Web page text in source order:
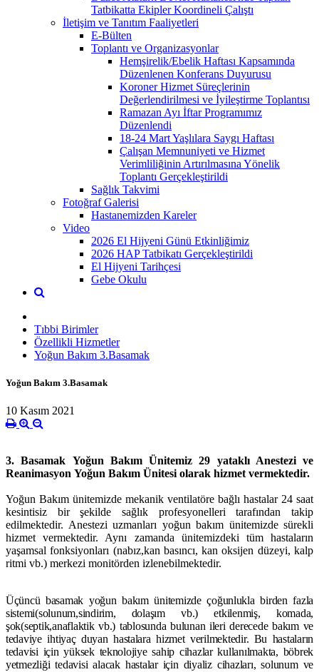
Tatbikatta Ekipler Koordineli Çalıştı
İletişim ve Tanıtım Faaliyetleri
E-Bülten
Toplantı ve Organizasyonlar
Hemşirelik/Ebelik Haftası Kapsamında
Düzenlenen Konferans Duyurusu
Koroner Hizmet Süreçlerinin
Değerlendirilmesi ve İyileştirme Toplantısı
Ramazan Ayı İftar Programımız
Düzenlendi
18-24 Mart Yaşlılara Saygı Haftası
Çalışan Memnuniyeti ve Hizmet
Verimliliğinin Artırılmasına Yönelik
Toplantı Gerçekleştirildi
Sağlık Takvimi
Fotoğraf Galerisi
Hastanemizden Kareler
Video
2026 El Hijyeni Günü Etkinliğimiz
2026 HAP Tatbikatı Gerçekleştirildi
El Hijyeni Tarihçesi
Gebe Okulu
Tıbbi Birimler
Özellikli Hizmetler
Yoğun Bakım 3.Basamak
Yoğun Bakım 3.Basamak
10 Kasım 2021
3. Basamak Yoğun Bakım Ünitemiz 29 yataklı Anestezi ve
Reanimasyon Yoğun Bakım Ünitesi olarak hizmet vermektedir.
Yoğun Bakım ünitemizde mekanik ventilatöre bağlı hastalar 24 saat
kesintisiz bir şekilde sağlık profesyonelleri tarafından takip
edilmektedir. Anestezi uzmanları yoğun bakım ünitemizde sürekli
hizmet vermektedir. Aynı zamanda ünitemizdeki tüm hastaların
yaşamsal fonksiyonları (nabız,kan basıncı, kan oksijen düzeyi, kalp
ritmi vb.) merkezi monitörden izlenebilmektedir.
Üçüncü basamak yoğun bakım ünitemizde çoğunlukla birden fazla
sistemi(solunum,sindirim, dolaşım vb.) etkilenmiş, komada,
şok(septik,anaflaktik vb.) tablosunda bulunan ileri derecede bakım ve
tedaviye ihtiyaç duyan hastalara hizmet verilmektedir. Bu hastaların
tedavisi için yüksek teknolojiye sahip cihazlar kullanılmakta, böbrek
yetmezliği tedavisi alacak hastalar için diyaliz cihazları, solunum ve